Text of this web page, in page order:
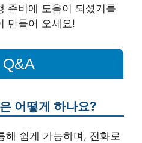
준비에 도움이 되셨기를
만들어 오세요!
어떻게 하나요?
해 쉽게 가능하며, 전화로